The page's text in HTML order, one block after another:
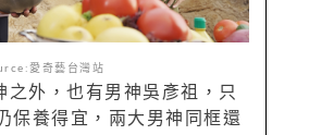
愛奇藝台灣站
之外，也有男神吳彥祖，只
保養得宜，兩大男神同框還